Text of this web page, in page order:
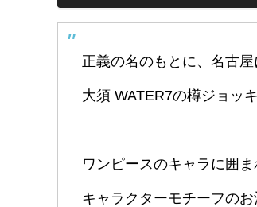
正義の名のもとに、名古屋
大須 WATER7の樽ジョッ
ワンピースのキャラに囲ま
キャラクターモチーフの